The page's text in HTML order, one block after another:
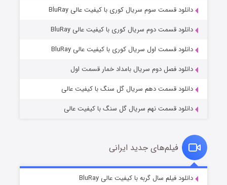
مردگان متحرک: شهر مرده ۳
قسمت۲ (زیرنویس) منتشر شد
قسمت۷ (زیرنویس) منتشر شد
دانلود قسمت سوم سریال کوری با کیفیت عالی BluRay
دانلود قسمت دوم سریال کوری با کیفیت عالی BluRay
دانلود قسمت اول سریال کوری با کیفیت عالی BluRay
دانلود فصل دوم سریال بامداد خمار قسمت اول
دانلود قسمت دهم سریال گل سنگ با کیفیت عالی
دانلود قسمت نهم سریال گل سنگ با کیفیت عالی
فیلم‌های جدید ایرانی
دانلود فیلم سال گربه با کیفیت عالی BluRay